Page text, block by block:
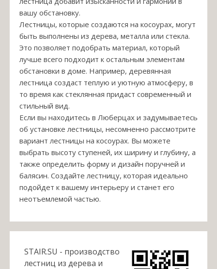
вашу обстановку.
Лестницы, которые создаются на косоурах, могут
быть выполнены из дерева, металла или стекла.
Это позволяет подобрать материал, который
лучше всего подходит к остальным элементам
обстановки в доме. Например, деревянная
лестница создаст теплую и уютную атмосферу, в
то время как стеклянная придаст современный и
стильный вид.
Если вы находитесь в Люберцах и задумываетесь
об установке лестницы, несомненно рассмотрите
вариант лестницы на косоурах. Вы можете
выбрать высоту ступеней, их ширину и глубину, а
также определить форму и дизайн поручней и
балясин. Создайте лестницу, которая идеально
подойдет к вашему интерьеру и станет его
неотъемлемой частью.
STAIR.SU - производство
лестниц из дерева и